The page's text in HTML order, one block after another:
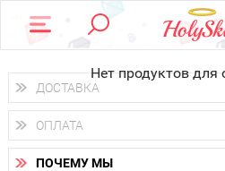
Нет продуктов для
ДОСТАВКА
Доставка осуществляетсяпо всем
Вы можете выбрать доставку
получить заказ в пунктах выдачи
самовывоза.
ОПЛАТА
Вы можете оплатить свой заказ
ПОЧЕМУ МЫ